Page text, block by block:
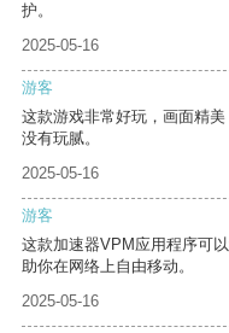
护。
2025-05-16
游客
这款游戏非常好玩，画面精
没有玩腻。
2025-05-16
游客
这款加速器VPM应用程序可
助你在网络上自由移动。
2025-05-16